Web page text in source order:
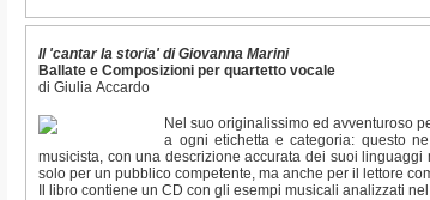
Il 'cantar la storia' di Giovanna Marini
Ballate e Composizioni per quartetto vocale
di Giulia Accardo
Nel suo originalissimo ed avventuroso
a ogni etichetta e categoria: questo
musicista, con una descrizione accurata dei suoi
solo per un pubblico competente, ma anche per il lettore
Il libro contiene un CD con gli esempi musicali analizzati